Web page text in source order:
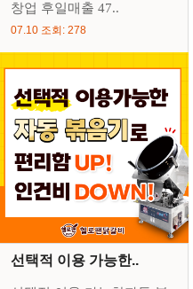
창업 후일매출 47..
07.10 조회: 278
선택적 이용 가능한..